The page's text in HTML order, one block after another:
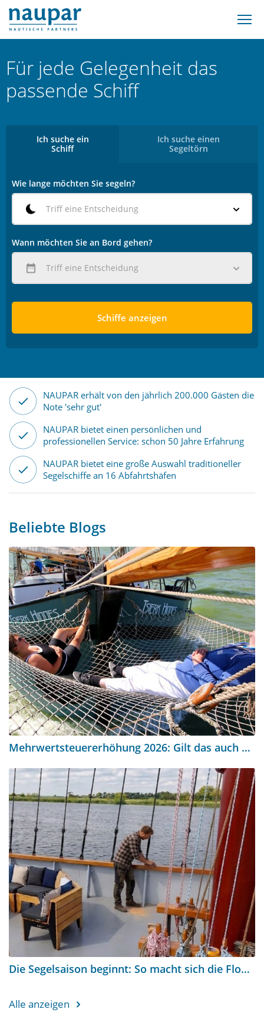
Für jede Gelegenheit das
passende Schiff
Ich suche ein
Schiff
Ich suche einen
Segeltörn
Wie lange möchten Sie segeln?
Triff eine Entscheidung
Wann möchten Sie an Bord gehen?
Triff eine Entscheidung
Schiffe anzeigen
NAUPAR erhält von den jährlich 200.000 Gästen die
Note 'sehr gut'
NAUPAR bietet einen persönlichen und
professionellen Service: schon 50 Jahre Erfahrung
NAUPAR bietet eine große Auswahl traditioneller
Segelschiffe an 16 Abfahrtshäfen
Beliebte Blogs
Mehrwertsteuererhöhung 2026: Gilt das auch für eine Segelreise?
Die Segelsaison beginnt: So macht sich die Flotte bereit
Alle anzeigen